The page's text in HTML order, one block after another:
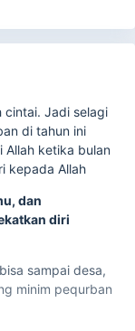
cintai. Jadi selagi
di tahun ini
Allah ketika bulan
kepada Allah
dan
diri
sampai desa,
minim pequrban